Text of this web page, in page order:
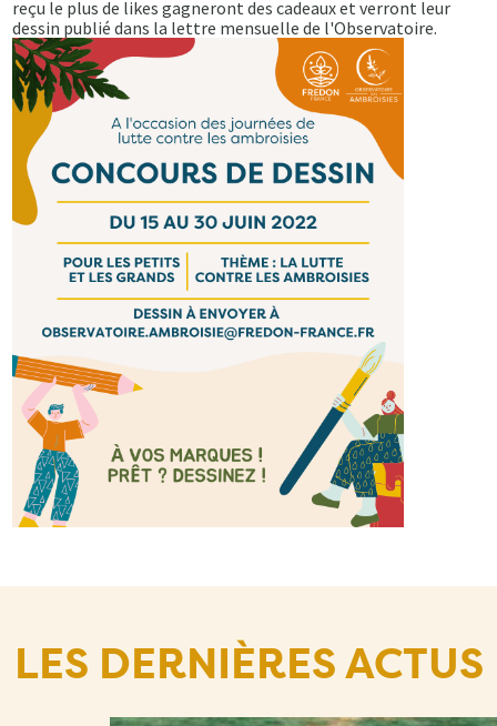
reçu le plus de likes gagneront des cadeaux et verront leur
dessin publié dans la lettre mensuelle de l'Observatoire.
LES DERNIÈRES ACTUS